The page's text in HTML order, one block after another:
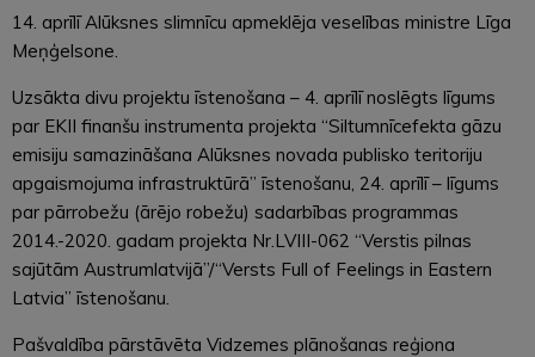
14. aprīlī Alūksnes slimnīcu apmeklēja veselības ministre Līga
Meņģelsone.
Uzsākta divu projektu īstenošana – 4. aprīlī noslēgts līgums
par EKII finanšu instrumenta projekta “Siltumnīcefekta gāzu
emisiju samazināšana Alūksnes novada publisko teritoriju
apgaismojuma infrastruktūrā” īstenošanu, 24. aprīlī – līgums
par pārrobežu (ārējo robežu) sadarbības programmas
2014.-2020. gadam projekta Nr.LVIII-062 “Verstis pilnas
sajūtām Austrumlatvijā”/“Versts Full of Feelings in Eastern
Latvia” īstenošanu.
Pašvaldība pārstāvēta Vidzemes plānošanas reģiona